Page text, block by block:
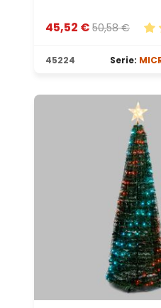
45,52 € 50,58 €
45224 Serie: